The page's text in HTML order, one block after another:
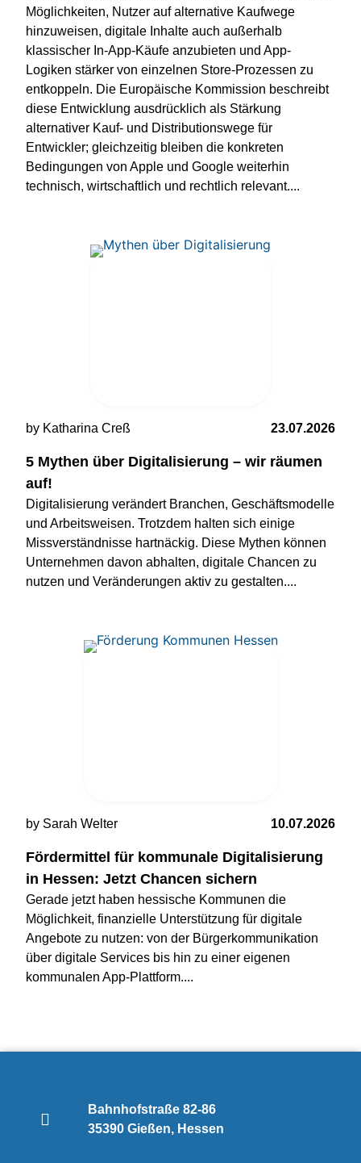
Möglichkeiten, Nutzer auf alternative Kaufwege
hinzuweisen, digitale Inhalte auch außerhalb
klassischer In-App-Käufe anzubieten und App-
Logiken stärker von einzelnen Store-Prozessen zu
entkoppeln. Die Europäische Kommission beschreibt
diese Entwicklung ausdrücklich als Stärkung
alternativer Kauf- und Distributionswege für
Entwickler; gleichzeitig bleiben die konkreten
Bedingungen von Apple und Google weiterhin
technisch, wirtschaftlich und rechtlich relevant....
by Katharina Creß 23.07.2026
5 Mythen über Digitalisierung – wir räumen
auf!
Digitalisierung verändert Branchen, Geschäftsmodelle
und Arbeitsweisen. Trotzdem halten sich einige
Missverständnisse hartnäckig. Diese Mythen können
Unternehmen davon abhalten, digitale Chancen zu
nutzen und Veränderungen aktiv zu gestalten....
by Sarah Welter 10.07.2026
Fördermittel für kommunale Digitalisierung
in Hessen: Jetzt Chancen sichern
Gerade jetzt haben hessische Kommunen die
Möglichkeit, finanzielle Unterstützung für digitale
Angebote zu nutzen: von der Bürgerkommunikation
über digitale Services bis hin zu einer eigenen
kommunalen App-Plattform....
Bahnhofstraße 82-86
35390 Gießen, Hessen